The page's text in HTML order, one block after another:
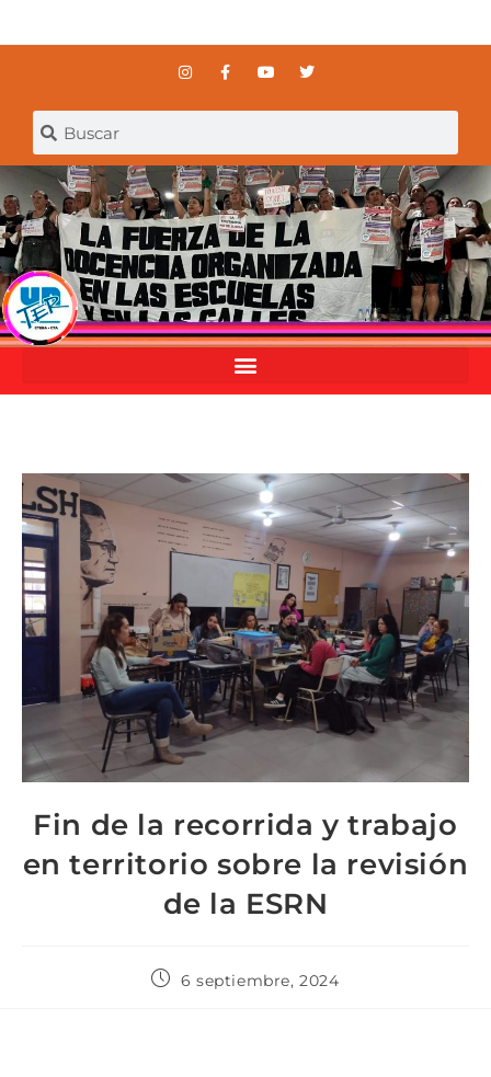
Fin de la recorrida y trabajo
en territorio sobre la revisión
de la ESRN
6 septiembre, 2024